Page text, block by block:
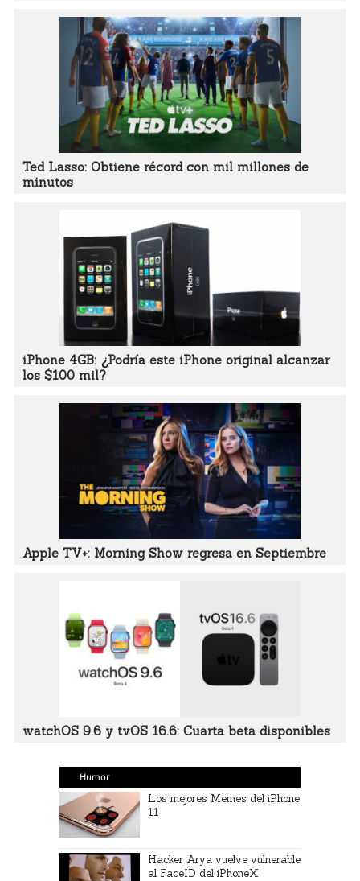
Ted Lasso: Obtiene récord con mil millones de
minutos
iPhone 4GB: ¿Podría este iPhone original alcanzar
los $100 mil?
Apple TV+: Morning Show regresa en Septiembre
watchOS 9.6 y tvOS 16.6: Cuarta beta disponibles
Humor
Los mejores Memes del iPhone
11
Hacker Arya vuelve vulnerable
al FaceID del iPhoneX